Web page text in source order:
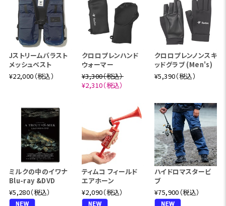
Jストリームバラスト
メッシュベスト
¥22,000（税込）
クロロプレンハンド
ウォーマー
¥3,300（税込）
¥2,310（税込）
クロロプレンノンスキ
ッドグラブ (Men's)
¥5,390（税込）
ミルクの中のイワナ
Blu-ray &DVD
¥5,280（税込）
ティムコ フィールド
エアホーン
¥2,090（税込）
ハイドロマスタービ
ブ
¥75,900（税込）